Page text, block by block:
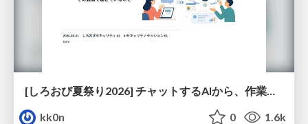
[しろおび夏祭り2026] チャットするAIから、作業するAIへ - 使われ方の変化と、その裏側で起きていること
kk0n
0 1.6k